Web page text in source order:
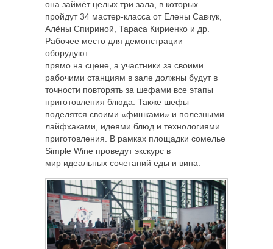
она займёт целых три зала, в которых
пройдут 34 мастер-класса от Елены Савчук,
Алёны Спириной, Тараса Кириенко и др.
Рабочее место для демонстрации
оборудуют
прямо на сцене, а участники за своими
рабочими станциям в зале должны будут в
точности повторять за шефами все этапы
приготовления блюда. Также шефы
поделятся своими «фишками» и полезными
лайфхаками, идеями блюд и технологиями
приготовления. В рамках площадки сомелье
Simple Wine проведут экскурс в
мир идеальных сочетаний еды и вина.